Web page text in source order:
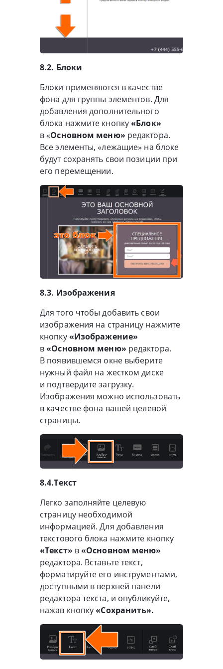
8.2. Блоки
Блоки применяются в качестве
фона для группы элементов. Для
добавления дополнительного
блока нажмите кнопку«Блок»
в «Основном меню» редактора.
Все элементы, «лежащие» на блоке
будут сохранять свои позиции при
его перемещении.
8.3. Изображения
Для того чтобы добавить свои
изображения на страницу нажмите
кнопку«Изображение»
в«Основном меню» редактора.
В появившемся окне выберите
нужный файл на жестком диске
и подтвердите загрузку.
Изображения можно использовать
в качестве фона вашей целевой
страницы.
8.4.Текст
Легко заполняйте целевую
страницу необходимой
информацией. Для добавления
текстового блока нажмите кнопку
«Текст» в«Основном меню»
редактора. Вставьте текст,
форматируйте его инструментами,
доступными в верхней панели
редактора текста, и опубликуйте,
нажав кнопку«Сохранить».